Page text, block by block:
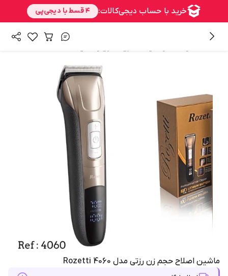
ماشین اصلاح حجم زن رزتی مدل 4060 Rozetti